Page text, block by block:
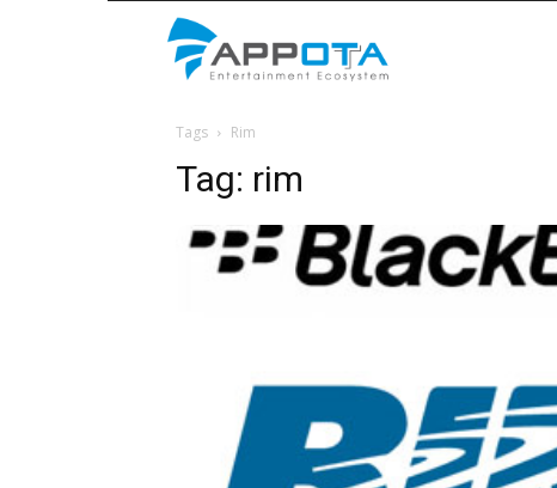
Tags Rim
Tag: rim